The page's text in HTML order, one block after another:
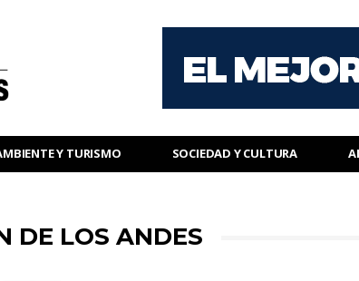
Y TURISMO SOCIEDAD Y CULTURA
DE LOS ANDES